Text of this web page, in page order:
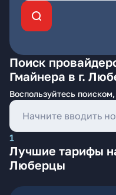
Поиск
Гмайнера в г.
Воспользуйтесь
1
Лучшие тарифы
Люберцы